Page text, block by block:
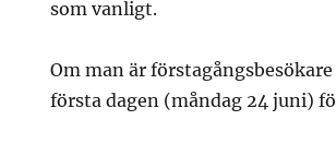
som vanligt.
Om man är
första dagen (måndag 24 juni)